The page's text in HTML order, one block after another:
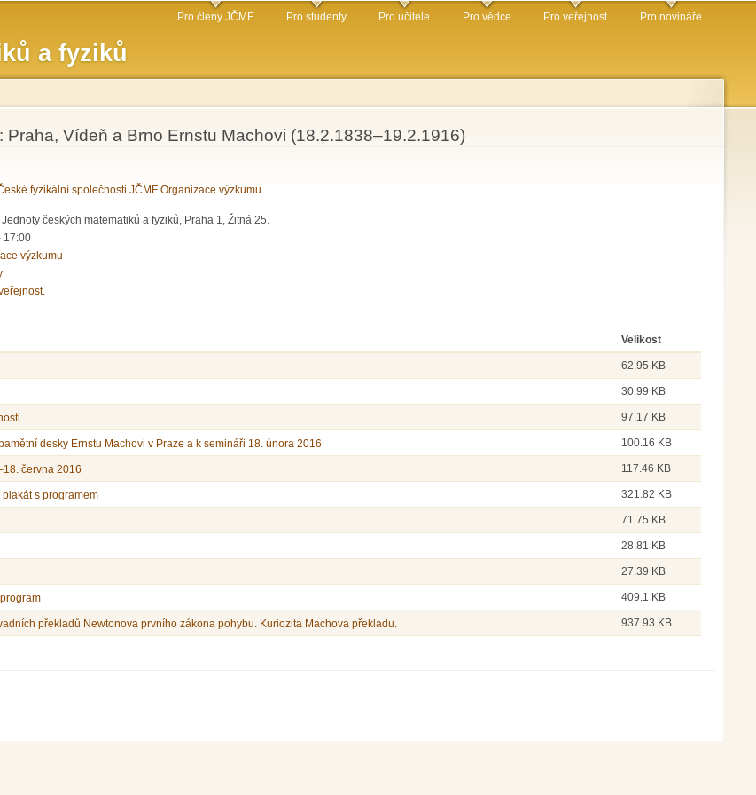
obsahu
a fyziků
Pro členy JČMF Pro studenty Pro učitele Pro vědce Pro veřejnost Pro novináře
Praha, Vídeň a Brno Ernstu Machovi (18.2.1838–19.2.1916)
fyzikální společnosti JČMF Organizace výzkumu
českých matematiků a fyziků, Praha 1, Žitná 25.
17:00
výzkumu
Velikost
62.95 KB
30.99 KB
97.17 KB
desky Ernstu Machovi v Praze a k semináři 18. února 2016 100.16 KB
června 2016 117.46 KB
s programem 321.82 KB
71.75 KB
28.81 KB
27.39 KB
409.1 KB
překladů Newtonova prvního zákona pohybu. Kuriozita Machova překladu. 937.93 KB